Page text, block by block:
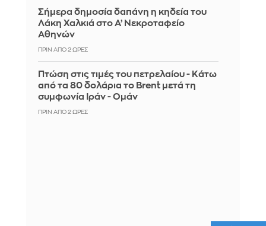
Σήμερα δημοσία δαπάνη η κηδεία του
Λάκη Χαλκιά στο Α’ Νεκροταφείο
Αθηνών
ΠΡΙΝ ΑΠΌ 2 ΏΡΕΣ
Πτώση στις τιμές του πετρελαίου - Κάτω
από τα 80 δολάρια το Brent μετά τη
συμφωνία Ιράν - Ομάν
ΠΡΙΝ ΑΠΌ 2 ΏΡΕΣ